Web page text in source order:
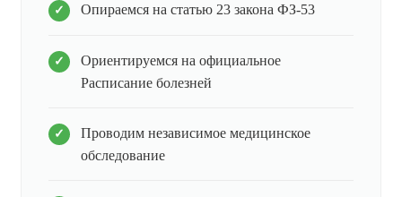
Опираемся на статью 23 закона ФЗ-53
Ориентируемся на официальное
Расписание болезней
Проводим независимое медицинское
обследование